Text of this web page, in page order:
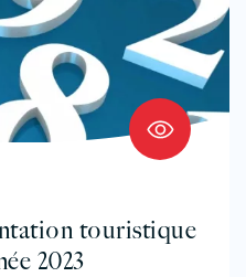
touristique
2023